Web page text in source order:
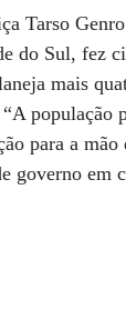
Tarso
do Sul, fez
mais
população
para a mão
governo em